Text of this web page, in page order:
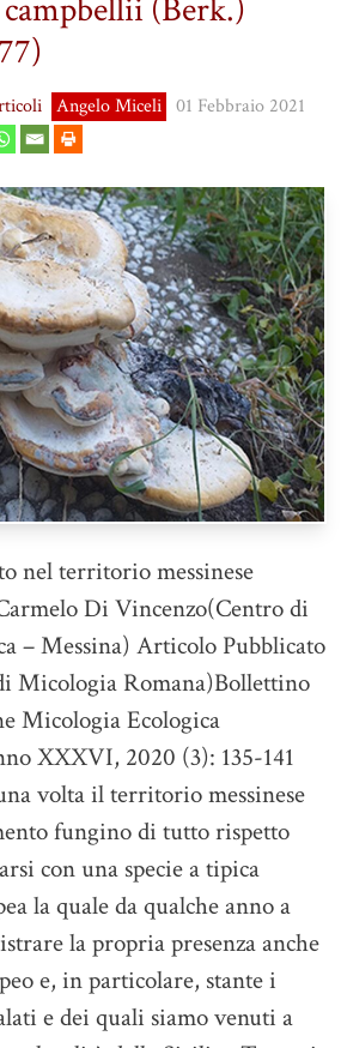
(Berk.)
Angelo Miceli 01 Febbraio 2021
nel territorio messinese
Di Vincenzo(Centro di
– Messina) Articolo Pubblicato
Micologia Romana)Bollettino
Micologia Ecologica
XXXVI, 2020 (3): 135-141
volta il territorio messinese
fungino di tutto rispetto
con una specie a tipica
la quale da qualche anno a
la propria presenza anche
e, in particolare, stante i
e dei quali siamo venuti a